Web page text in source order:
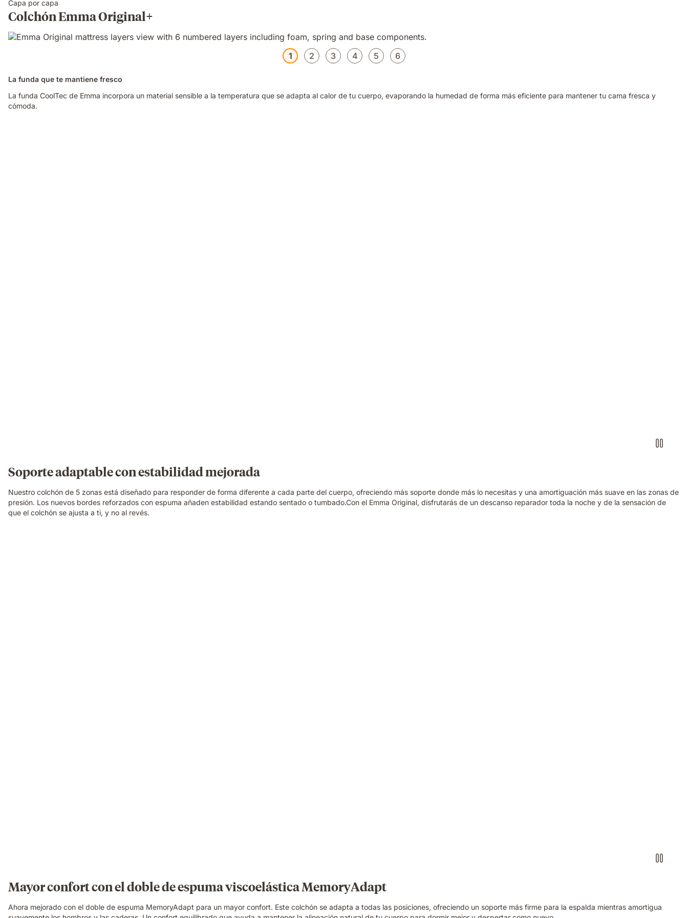
Capa por capa
Colchón Emma Original+
1 2 3 4 5 6
La funda que te mantiene fresco
La funda CoolTec de Emma incorpora un material sensible a la temperatura que se adapta al calor de tu cuerpo, evaporando la humedad de forma más eficiente para mantener tu cama fresca y
cómoda.
Soporte adaptable con estabilidad mejorada
Nuestro colchón de 5 zonas está diseñado para responder de forma diferente a cada parte del cuerpo, ofreciendo más soporte donde más lo necesitas y una amortiguación más suave en las zonas de
presión. Los nuevos bordes reforzados con espuma añaden estabilidad estando sentado o tumbado.Con el Emma Original, disfrutarás de un descanso reparador toda la noche y de la sensación de
que el colchón se ajusta a ti, y no al revés.
Mayor confort con el doble de espuma viscoelástica MemoryAdapt
Ahora mejorado con el doble de espuma MemoryAdapt para un mayor confort. Este colchón se adapta a todas las posiciones, ofreciendo un soporte más firme para la espalda mientras amortigua